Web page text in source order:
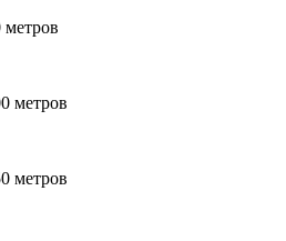
метров
метров